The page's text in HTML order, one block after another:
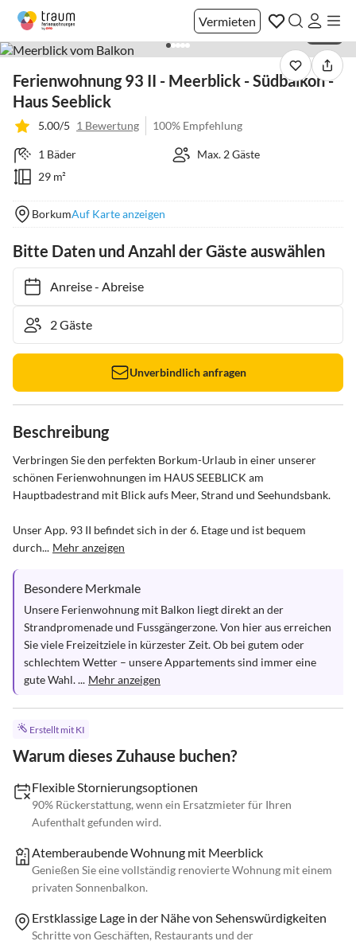
Vermieten
Ferienwohnung 93 II - Meerblick - Südbalkon -
Haus Seeblick
5.00/5 1 Bewertung 100% Empfehlung
1 Bäder
Max. 2 Gäste
29 m²
BorkumAuf Karte anzeigen
Bitte Daten und Anzahl der Gäste auswählen
Anreise- Abreise
Unverbindlich anfragen
Beschreibung
Verbringen Sie den perfekten Borkum-Urlaub in einer unserer
schönen Ferienwohnungen im HAUS SEEBLICK am
Hauptbadestrand mit Blick aufs Meer, Strand und Seehundsbank.
Unser App. 93 II befindet sich in der 6. Etage und ist bequem
durch... Mehr anzeigen
Besondere Merkmale
Unsere Ferienwohnung mit Balkon liegt direkt an der
Strandpromenade und Fussgängerzone. Von hier aus erreichen
Sie viele Freizeitziele in kürzester Zeit. Ob bei gutem oder
schlechtem Wetter – unsere Appartements sind immer eine
gute Wahl. ... Mehr anzeigen
Erstellt mit KI
Warum dieses Zuhause buchen?
Flexible Stornierungsoptionen
90% Rückerstattung, wenn ein Ersatzmieter für Ihren
Aufenthalt gefunden wird.
Atemberaubende Wohnung mit Meerblick
Genießen Sie eine vollständig renovierte Wohnung mit einem
privaten Sonnenbalkon.
Erstklassige Lage in der Nähe von Sehenswürdigkeiten
Schritte von Geschäften, Restaurants und der